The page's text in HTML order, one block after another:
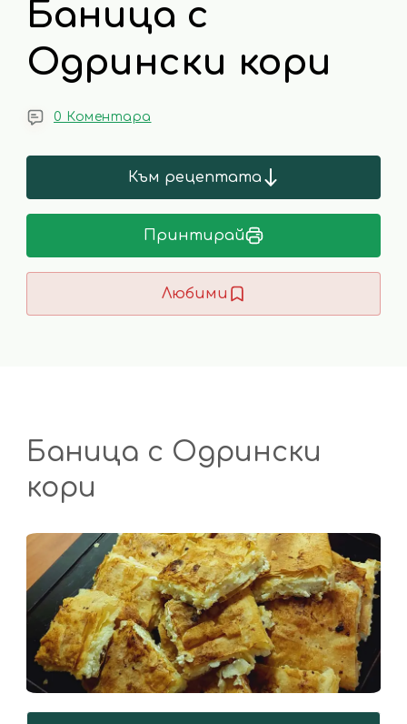
Баница с
Одрински кори
0 Коментара
Към рецептата
Принтирай
Любими
Баница с Одрински
кори